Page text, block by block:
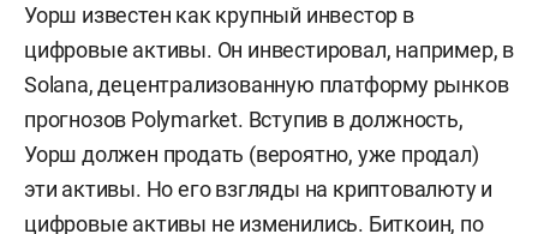
Уорш известен как крупный инвестор в
цифровые активы. Он инвестировал, например, в
Solana, децентрализованную платформу рынков
прогнозов Polymarket. Вступив в должность,
Уорш должен продать (вероятно, уже продал)
эти активы. Но его взгляды на криптовалюту и
цифровые активы не изменились. Биткоин, по